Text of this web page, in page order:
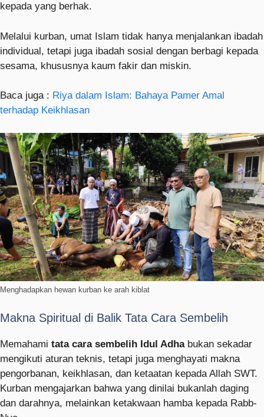
kepada yang berhak.
Melalui kurban, umat Islam tidak hanya menjalankan ibadah
individual, tetapi juga ibadah sosial dengan berbagi kepada
sesama, khususnya kaum fakir dan miskin.
Baca juga : Riya dalam Islam: Bahaya Pamer Amal
terhadap Keikhlasan
Menghadapkan hewan kurban ke arah kiblat
Makna Spiritual di Balik Tata Cara Sembelih
Memahami tata cara sembelih Idul Adhabukan sekadar
mengikuti aturan teknis, tetapi juga menghayati makna
pengorbanan, keikhlasan, dan ketaatan kepada Allah SWT.
Kurban mengajarkan bahwa yang dinilai bukanlah daging
dan darahnya, melainkan ketakwaan hamba kepada Rabb-